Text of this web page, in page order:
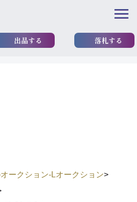
出品する 落札する
ークション-Lオークション>